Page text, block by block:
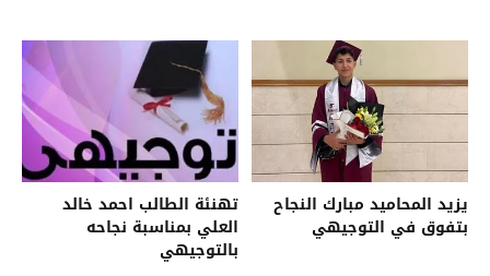
يزيد المحاميد مبارك النجاح
بتفوق في التوجيهي
تهنئة الطالب احمد خالد
العلي بمناسبة نجاحه
بالتوجيهي